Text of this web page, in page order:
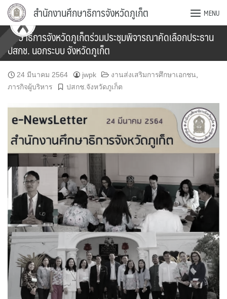
Skip
content
สำนักงานศึกษาธิการจังหวัดภูเก็ต MENU
ศึกษาธิการจังหวัดภูเก็ตร่วมประชุมพิจารณาคัดเลือกประธาน
ปสกช. นอกระบบ จังหวัดภูเก็ต
24 มีนาคม 2564 jwpk งานส่งเสริมการศึกษาเอกชน
ภารกิจผู้บริหาร
ปสกช.จังหวัดภูเก็ต